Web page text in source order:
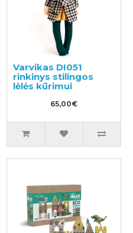
Varvikas DI051
rinkinys stilingos
lėlės kūrimui
65,00€